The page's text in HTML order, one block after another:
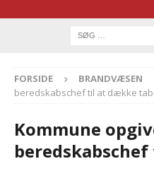
FORSIDE BRANDVÆSEN
beredskabschef til at dække tab
Kommune